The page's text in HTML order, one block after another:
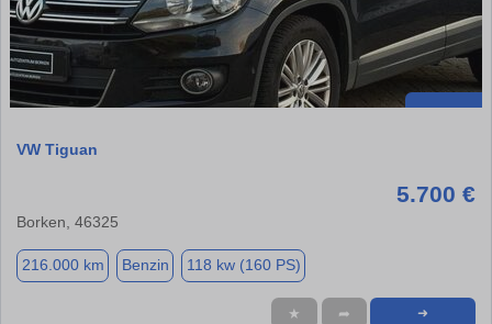
VW Tiguan
5.700 €
Borken, 46325
216.000 km Benzin 118 kw (160 PS)
★ ➦ ➜